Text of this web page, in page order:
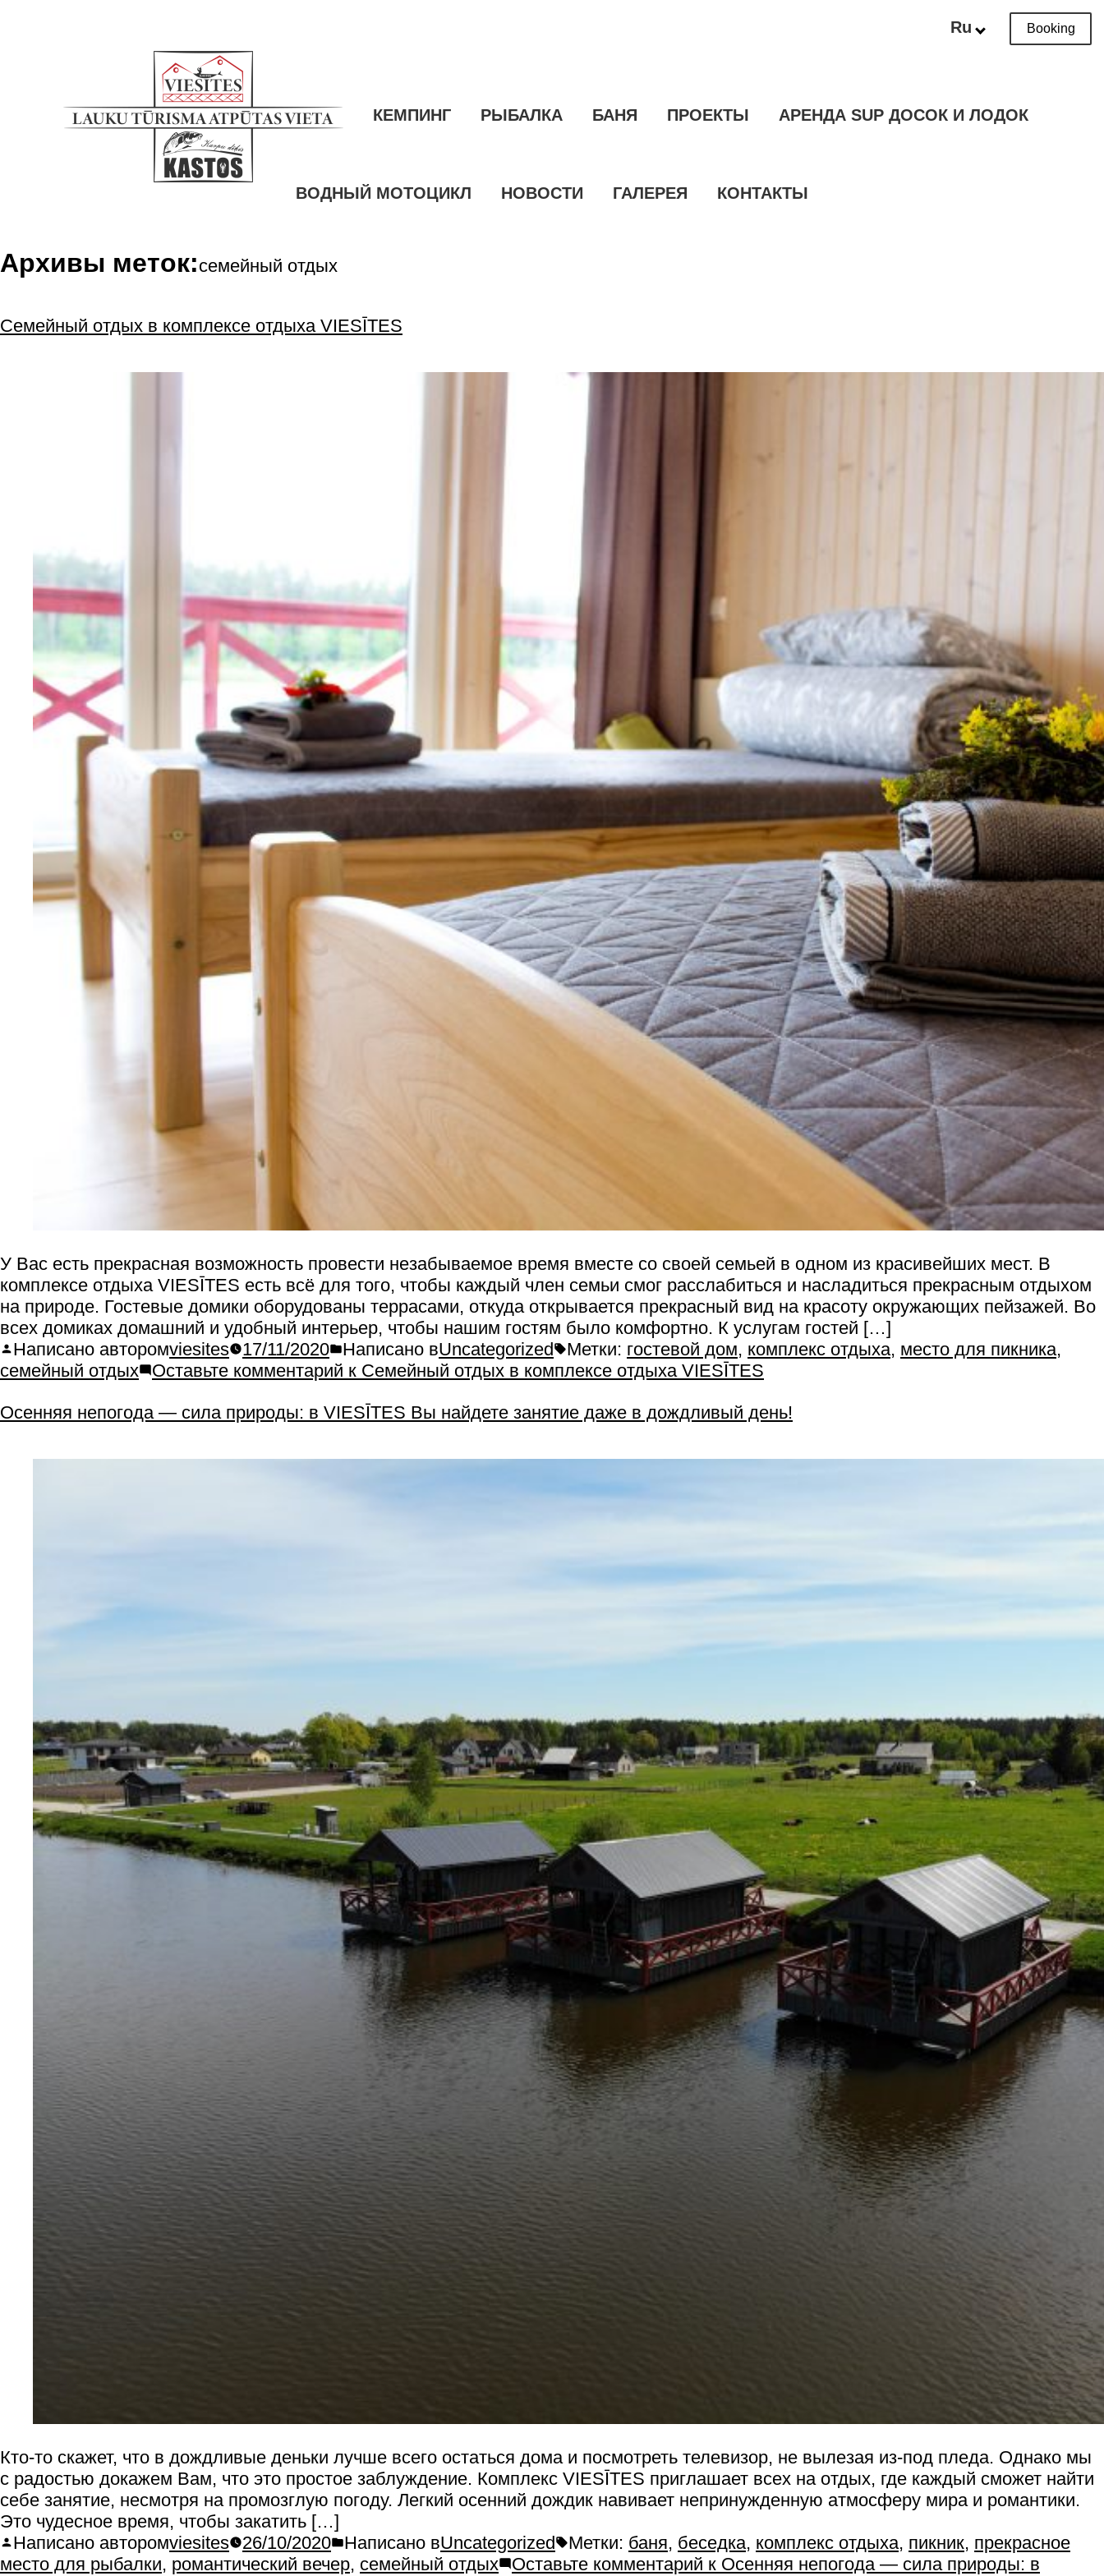
Ru Booking
КЕМПИНГ РЫБАЛКА БАНЯ ПРОЕКТЫ АРЕНДА SUP ДОСОК И ЛОДОК
ВОДНЫЙ МОТОЦИКЛ НОВОСТИ ГАЛЕРЕЯ КОНТАКТЫ
Архивы меток:семейный отдых
Семейный отдых в комплексе отдыха VIESĪTES
У Вас есть прекрасная возможность провести незабываемое время вместе со своей семьей в одном из красивейших мест. В
комплексе отдыха VIESĪTES есть всё для того, чтобы каждый член семьи смог расслабиться и насладиться прекрасным отдыхом
на природе. Гостевые домики оборудованы террасами, откуда открывается прекрасный вид на красоту окружающих пейзажей. Во
всех домиках домашний и удобный интерьер, чтобы нашим гостям было комфортно. К услугам гостей […]
Написано авторомviesites 17/11/2020 Написано вUncategorized Метки: гостевой дом, комплекс отдыха, место для пикника,
семейный отдых
Оставьте комментарий к Семейный отдых в комплексе отдыха VIESĪTES
Осенняя непогода — сила природы: в VIESĪTES Вы найдете занятие даже в дождливый день!
Кто-то скажет, что в дождливые деньки лучше всего остаться дома и посмотреть телевизор, не вылезая из-под пледа. Однако мы
с радостью докажем Вам, что это простое заблуждение. Комплекс VIESĪTES приглашает всех на отдых, где каждый сможет найти
себе занятие, несмотря на промозглую погоду. Легкий осенний дождик навивает непринужденную атмосферу мира и романтики.
Это чудесное время, чтобы закатить […]
Написано авторомviesites 26/10/2020 Написано вUncategorized Метки: баня, беседка, комплекс отдыха, пикник, прекрасное
место для рыбалки, романтический вечер, семейный отдых Оставьте комментарий к Осенняя непогода — сила природы: в